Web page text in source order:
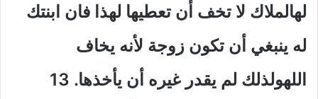
لهالملاك لا تخف أن تعطيها لهذا فان ابنتك
له ينبغي أن تكون زوجة لأنه يخاف
اللهولذلك لم يقدر غيره أن يأخذها. 13